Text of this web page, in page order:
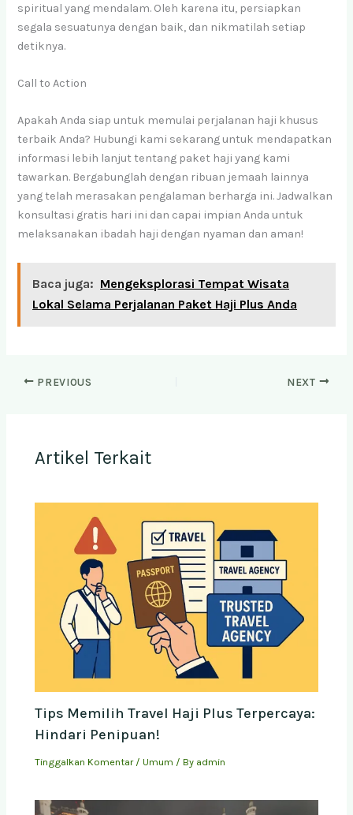
spiritual yang mendalam. Oleh karena itu, persiapkan
segala sesuatunya dengan baik, dan nikmatilah setiap
detiknya.
Call to Action
Apakah Anda siap untuk memulai perjalanan haji khusus
terbaik Anda? Hubungi kami sekarang untuk mendapatkan
informasi lebih lanjut tentang paket haji yang kami
tawarkan. Bergabunglah dengan ribuan jemaah lainnya
yang telah merasakan pengalaman berharga ini. Jadwalkan
konsultasi gratis hari ini dan capai impian Anda untuk
melaksanakan ibadah haji dengan nyaman dan aman!
Baca juga: Mengeksplorasi Tempat Wisata
Lokal Selama Perjalanan Paket Haji Plus Anda
PREVIOUS NEXT
Artikel Terkait
Tips Memilih Travel Haji Plus Terpercaya:
Hindari Penipuan!
Tinggalkan Komentar /Umum / By admin